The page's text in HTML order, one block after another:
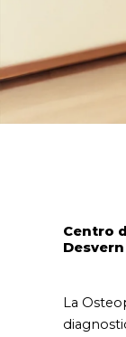
Centro
Desvern
La